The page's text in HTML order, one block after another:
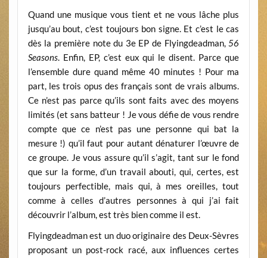
Quand une musique vous tient et ne vous lâche plus
jusqu’au bout, c’est toujours bon signe. Et c’est le cas
dès la première note du 3e EP de Flyingdeadman,56
Seasons. Enfin, EP, c’est eux qui le disent. Parce que
l’ensemble dure quand même 40 minutes ! Pour ma
part, les trois opus des français sont de vrais albums.
Ce n’est pas parce qu’ils sont faits avec des moyens
limités (et sans batteur ! Je vous défie de vous rendre
compte que ce n’est pas une personne qui bat la
mesure !) qu’il faut pour autant dénaturer l’œuvre de
ce groupe. Je vous assure qu’il s’agit, tant sur le fond
que sur la forme, d’un travail abouti, qui, certes, est
toujours perfectible, mais qui, à mes oreilles, tout
comme à celles d’autres personnes à qui j’ai fait
découvrir l’album, est très bien comme il est.
Flyingdeadman est un duo originaire des Deux-Sèvres
proposant un post-rock racé, aux influences certes